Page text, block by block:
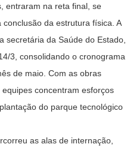
entraram na reta final, se
da estrutura física. A
secretária da Saúde do Estado,
3, consolidando o cronograma
de maio. Com as obras
concentram esforços
do parque tecnológico
as alas de internação,